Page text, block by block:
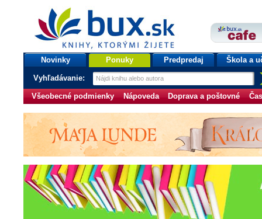
bux.sk
knihy, ktorými žijete
Úvodná stránka
Novinky Ponuky Predpredaj Škola a
Vyhľadávanie:
Všeobecné podmienky Nápoveda Doprava a poštovné